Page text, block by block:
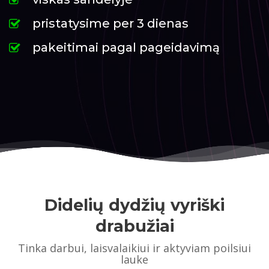
pristatysime per 3 dienas
pakeitimai pagal pageidavimą
Didelių dydžių vyriški
drabužiai
Tinka darbui, laisvalaikiui ir aktyviam poilsiui
lauke